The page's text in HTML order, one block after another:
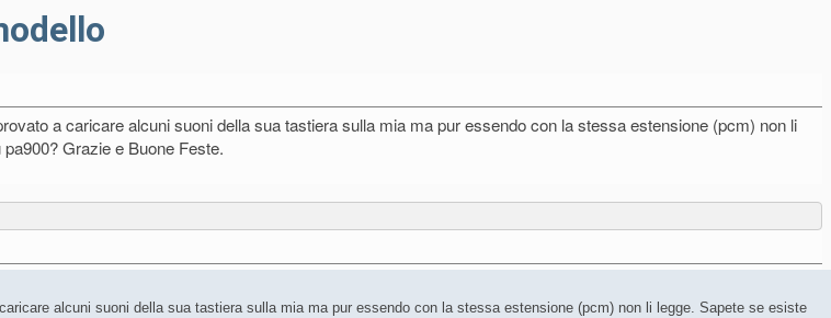
a caricare alcuni suoni della sua tastiera sulla mia ma pur essendo con la stessa estensione (pcm) non li
Grazie e Buone Feste.
alcuni suoni della sua tastiera sulla mia ma pur essendo con la stessa estensione (pcm) non li legge. Sapete se esiste